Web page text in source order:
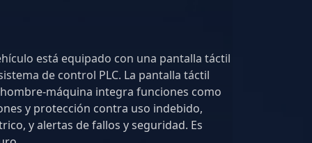
está equipado con una pantalla táctil
máquina integra funciones como
de fallos y seguridad. Es